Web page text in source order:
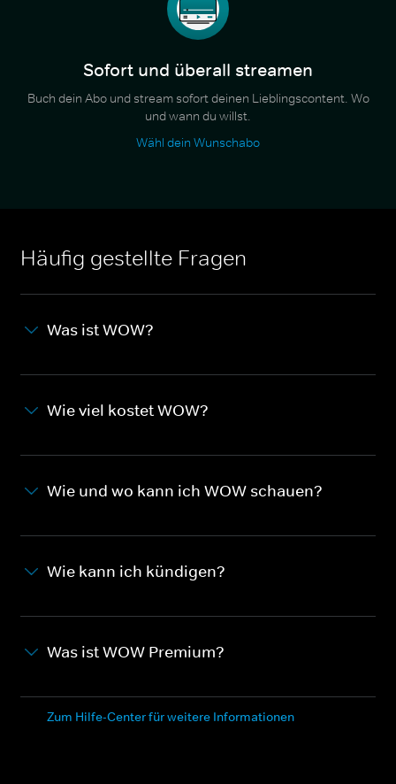
Sofort und überall streamen
Buch dein Abo und stream sofort deinen Lieblingscontent. Wo
und wann du willst.
Wähl dein Wunschabo
Häufig gestellte Fragen
Was ist WOW?
Wie viel kostet WOW?
Wie und wo kann ich WOW schauen?
Wie kann ich kündigen?
Was ist WOW Premium?
Zum Hilfe-Center für weitere Informationen